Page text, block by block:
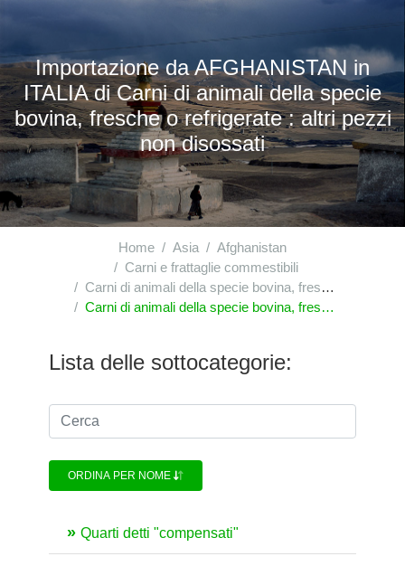
Importazione da AFGHANISTAN in
ITALIA di Carni di animali della specie
bovina, fresche o refrigerate : altri pezzi
non disossati
Home Asia
Afghanistan
Carni e frattaglie commestibili
Carni di animali della specie bovina, fresche o refrigerate
Carni di animali della specie bovina, fresche o refrigerate : altri pezzi non disossati
Lista delle sottocategorie:
ORDINA PER NOME
Quarti detti "compensati"